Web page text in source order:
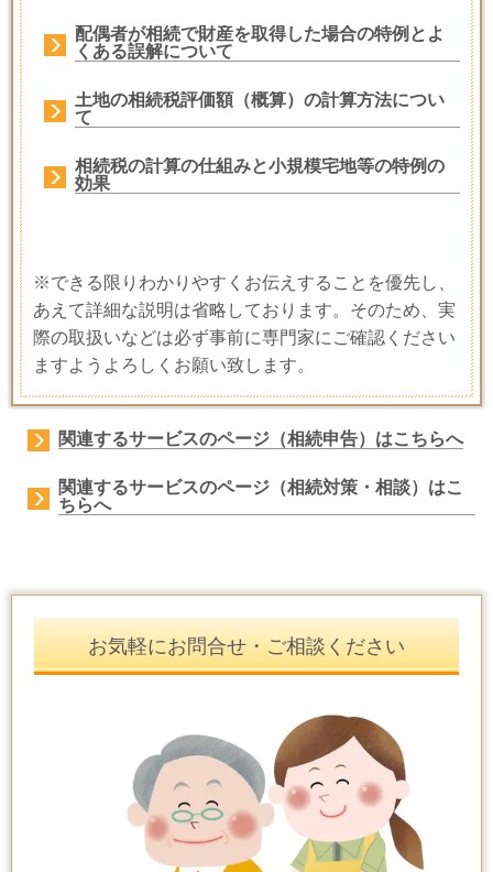
配偶者が相続で財産を取得した場合の特例とよ
くある誤解について
土地の相続税評価額（概算）の計算方法につい
て
相続税の計算の仕組みと小規模宅地等の特例の
効果
※できる限りわかりやすくお伝えすることを優先し、
あえて詳細な説明は省略しております。そのため、実
際の取扱いなどは必ず事前に専門家にご確認ください
ますようよろしくお願い致します。
関連するサービスのページ（相続申告）はこちらへ
関連するサービスのページ（相続対策・相談）はこ
ちらへ
お気軽にお問合せ・ご相談ください